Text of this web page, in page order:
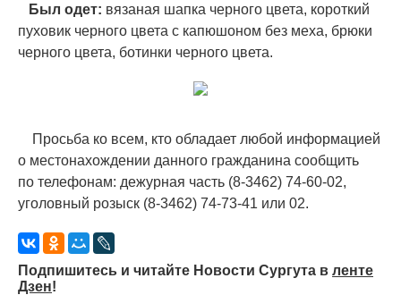
Был одет: вязаная шапка черного цвета, короткий
пуховик черного цвета с капюшоном без меха, брюки
черного цвета, ботинки черного цвета.
Просьба ко всем, кто обладает любой информацией
о местонахождении данного гражданина сообщить
по телефонам: дежурная часть (8-3462) 74-60-02,
уголовный розыск (8-3462) 74-73-41 или 02.
Подпишитесь и читайте Новости Сургута в ленте
Дзен!